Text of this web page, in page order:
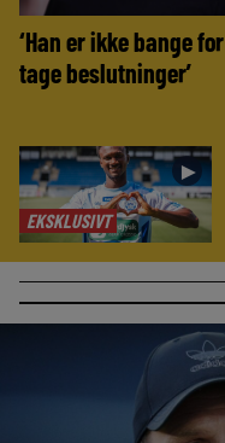
‘Han er ikke bange
tage beslutninger’
EKSKLUSIVT
►